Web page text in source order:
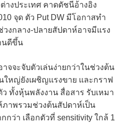
างประเทศ คาดดัชนีอ้างอิง
จุด ตัว Put DW มีโอกาสทำ
งกลาง-ปลายสัปดาห์อาจมีแรง
นดีขึ้น
จจะจับตัวเล่นง่ายกว่าในช่วงต้น
หญ่ยังเผชิญแรงขาย และกราฟ
ทั้งหุ้นพลังงาน สื่อสาร รับเหมา
าพรวมช่วงต้นสัปดาห์เป็น
กว่า เลือกตัวที่ sensitivity ใกล้ 1